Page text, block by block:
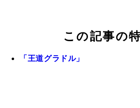
この記事の
「王道グラドル」